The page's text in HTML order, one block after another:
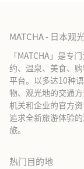
MATCHA - 日本观
「MATCHA」是专
约、温泉、美食、
平台。以多达10种
物、观光地的交通
机关和企业的官方
追求全新旅游体验
旅。
热门目的地